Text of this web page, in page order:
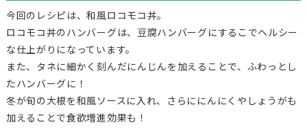
今回のレシピは、和風ロコモコ丼。
ロコモコ丼のハンバーグは、豆腐ハンバーグにするこでヘルシー
な仕上がりになっています。
また、タネに細かく刻んだにんじんを加えることで、ふわっとし
たハンバーグに！
冬が旬の大根を和風ソースに入れ、さらににんにくやしょうがも
加えることで食欲増進効果も！